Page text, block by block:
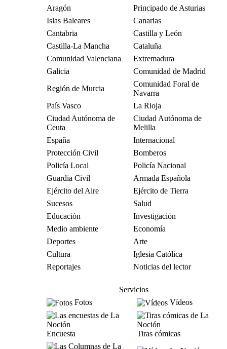
Aragón
Principado de Asturias
Islas Baleares
Canarias
Cantabria
Castilla y León
Castilla-La Mancha
Cataluña
Comunidad Valenciana
Extremadura
Galicia
Comunidad de Madrid
Región de Murcia
Comunidad Foral de
Navarra
País Vasco
La Rioja
Ciudad Autónoma de
Ceuta
Ciudad Autónoma de
Melilla
España
Internacional
Protección Civil
Bomberos
Policía Local
Policía Nacional
Guardia Civil
Armada Española
Ejército del Aire
Ejército de Tierra
Sucesos
Salud
Educación
Investigación
Medio ambiente
Economía
Deportes
Arte
Cultura
Iglesia Católica
Reportajes
Noticias del lector
Servicios
Fotos
Vídeos
Encuesta Tiras cómicas